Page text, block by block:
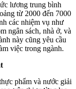
lương trung bình
từ 2000 đến 7000
các nhiệm vụ như
ngân sách, nhà ở, và
này cũng yêu cầu
việc trong ngành.
phẩm và nước giải